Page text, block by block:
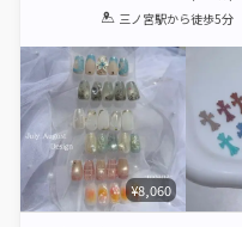
1 2 3 4 5
三ノ宮駅から徒歩5分
¥8,060